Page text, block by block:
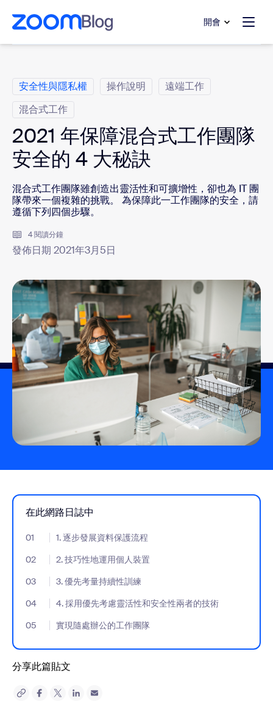
至主要內容
至協助聊天
開會
安全性與隱私權 操作說明
遠端工作
混合式工作
2021 年保障混合式工作團隊
安全的 4 大秘訣
混合式工作團隊雖創造出靈活性和可擴增性，卻也為 IT 團
隊帶來一個複雜的挑戰。 為保障此一工作團隊的安全，請
遵循下列四個步驟。
4 閱讀分鐘
發佈日期 2021年3月5日
在此網路日誌中
01 1. 逐步發展資料保護流程
- Jumplink to 1. 逐步發展資料保護流程
02
2. 技巧性地運用個人裝置
- Jumplink to 2. 技巧性地運用個人裝置
03
3. 優先考量持續性訓練
- Jumplink to 3. 優先考量持續性訓練
04
4. 採用優先考慮靈活性和安全性兩者的技術
- Jumplink to 4. 採用優先考慮靈活性和安全性兩者的技術
05
實現隨處辦公的工作團隊
- Jumplink to 實現隨處辦公的工作團隊
分享此篇貼文